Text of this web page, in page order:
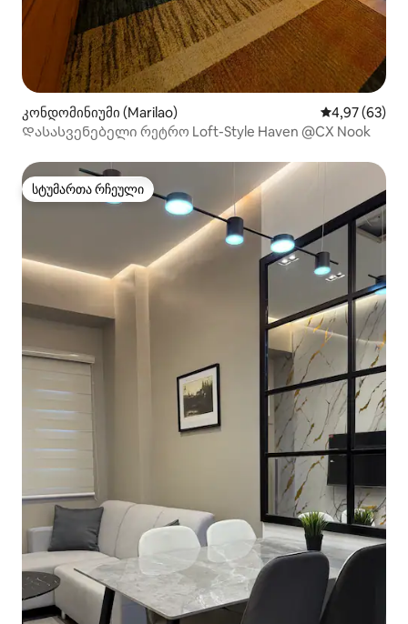
კონდომინიუმი (Marilao) საშუალო
4,97 (63)
Დასასვენებელი რეტრო Loft-Style Haven @CX Nook
სტუმართა რჩეული
სტუმართა რჩეული